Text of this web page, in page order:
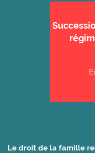
Le droit de la famille